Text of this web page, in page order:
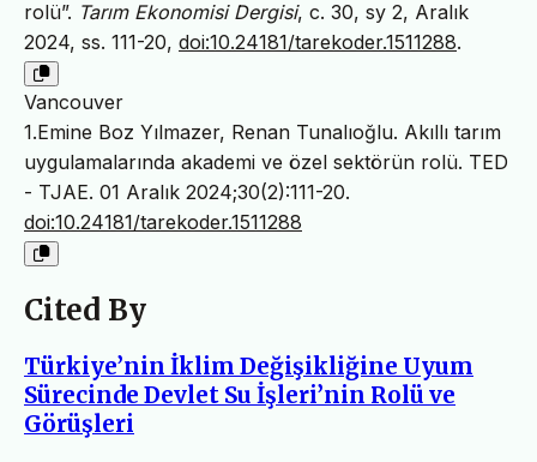
rolü”. Tarım Ekonomisi Dergisi, c. 30, sy 2, Aralık
2024, ss. 111-20, doi:10.24181/tarekoder.1511288.
Vancouver
1.Emine Boz Yılmazer, Renan Tunalıoğlu. Akıllı tarım
uygulamalarında akademi ve özel sektörün rolü. TED
- TJAE. 01 Aralık 2024;30(2):111-20.
doi:10.24181/tarekoder.1511288
Cited By
Türkiye’nin İklim Değişikliğine Uyum
Sürecinde Devlet Su İşleri’nin Rolü ve
Görüşleri